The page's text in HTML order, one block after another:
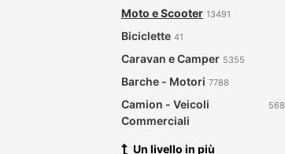
Moto e Scooter 13491
Biciclette 41
Caravan e Camper 5355
Barche - Motori 7788
Camion - Veicoli
Commerciali
568
Un livello in più